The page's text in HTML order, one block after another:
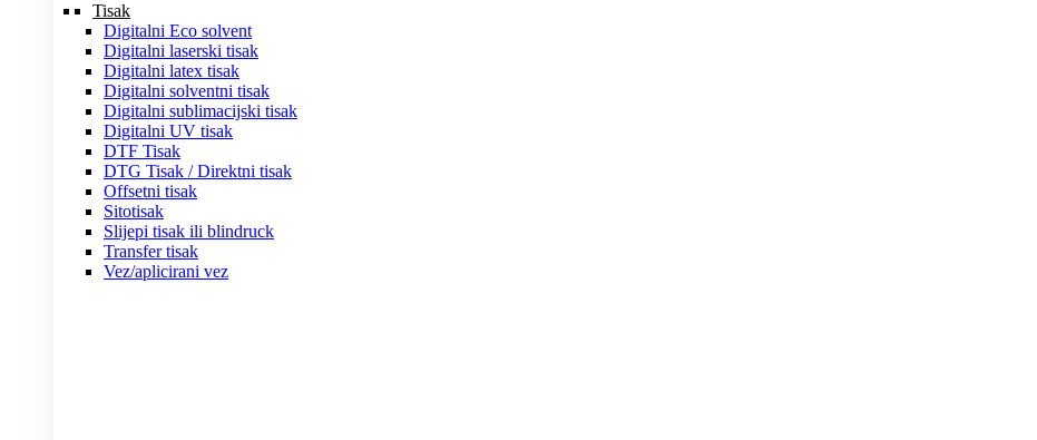
Tisak
Digitalni Eco solvent
Digitalni laserski tisak
Digitalni latex tisak
Digitalni solventni tisak
Digitalni sublimacijski tisak
Digitalni UV tisak
DTF Tisak
DTG Tisak / Direktni tisak
Offsetni tisak
Sitotisak
Slijepi tisak ili blindruck
Transfer tisak
Vez/aplicirani vez